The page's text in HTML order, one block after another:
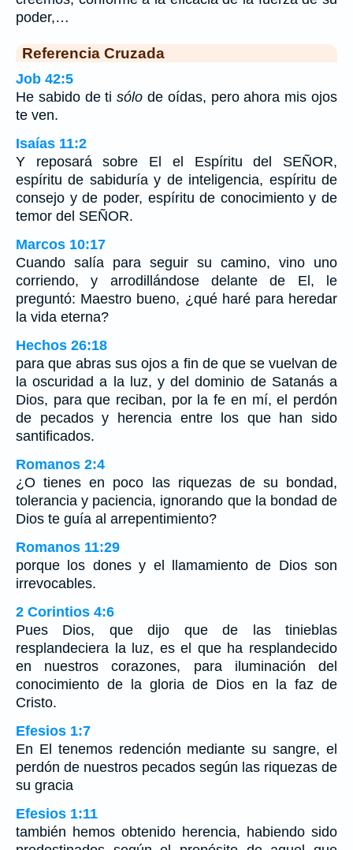
poder,…
Referencia Cruzada
Job 42:5
He sabido de tisólo de oídas, pero ahora mis ojos
te ven.
Isaías 11:2
Y reposará sobre El el Espíritu del SEÑOR,
espíritu de sabiduría y de inteligencia, espíritu de
consejo y de poder, espíritu de conocimiento y de
temor del SEÑOR.
Marcos 10:17
Cuando salía para seguir su camino, vino uno
corriendo, y arrodillándose delante de El, le
preguntó: Maestro bueno, ¿qué haré para heredar
la vida eterna?
Hechos 26:18
para que abras sus ojos a fin de que se vuelvan de
la oscuridad a la luz, y del dominio de Satanás a
Dios, para que reciban, por la fe en mí, el perdón
de pecados y herencia entre los que han sido
santificados.
Romanos 2:4
¿O tienes en poco las riquezas de su bondad,
tolerancia y paciencia, ignorando que la bondad de
Dios te guía al arrepentimiento?
Romanos 11:29
porque los dones y el llamamiento de Dios son
irrevocables.
2 Corintios 4:6
Pues Dios, que dijo que de las tinieblas
resplandeciera la luz, es el que ha resplandecido
en nuestros corazones, para iluminación del
conocimiento de la gloria de Dios en la faz de
Cristo.
Efesios 1:7
En El tenemos redención mediante su sangre, el
perdón de nuestros pecados según las riquezas de
su gracia
Efesios 1:11
también hemos obtenido herencia, habiendo sido